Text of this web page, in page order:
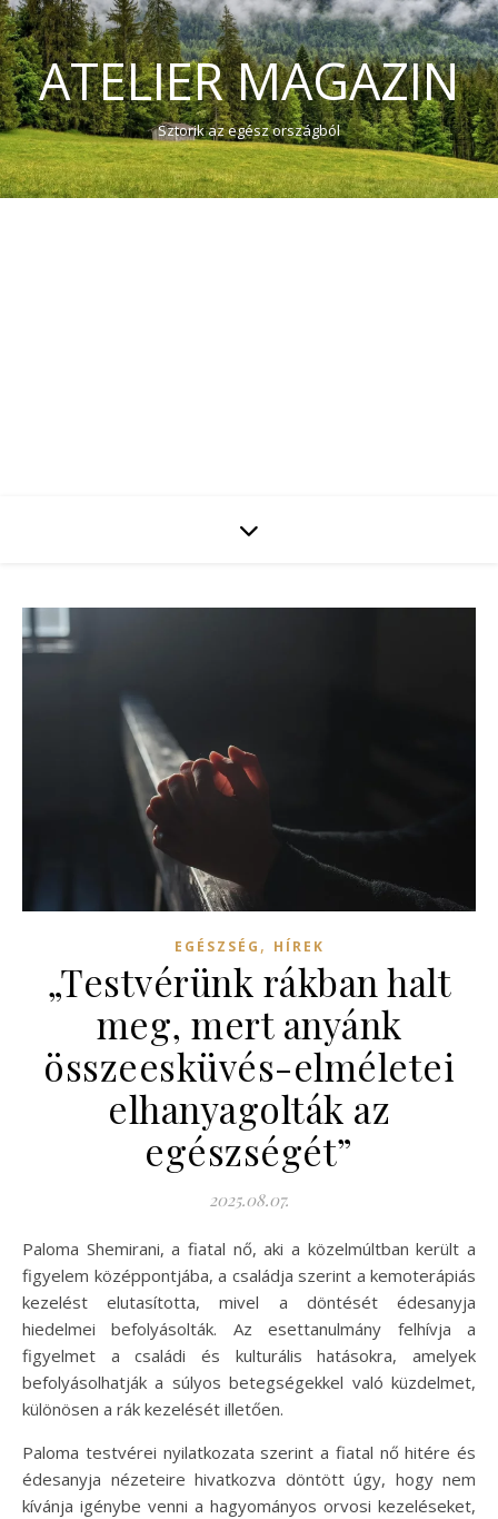
ATELIER MAGAZIN
Sztorik az egész országból
EGÉSZSÉG , HÍREK
„Testvérünk rákban halt
meg, mert anyánk
összeesküvés-elméletei
elhanyagolták az
egészségét”
2025.08.07.
Paloma Shemirani, a fiatal nő, aki a közelmúltban került a
figyelem középpontjába, a családja szerint a kemoterápiás
kezelést elutasította, mivel a döntését édesanyja
hiedelmei befolyásolták. Az esettanulmány felhívja a
figyelmet a családi és kulturális hatásokra, amelyek
befolyásolhatják a súlyos betegségekkel való küzdelmet,
különösen a rák kezelését illetően.
Paloma testvérei nyilatkozata szerint a fiatal nő hitére és
édesanyja nézeteire hivatkozva döntött úgy, hogy nem
kívánja igénybe venni a hagyományos orvosi kezeléseket,